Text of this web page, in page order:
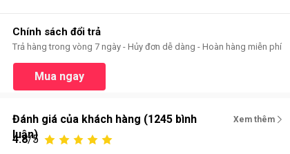
Chính sách đổi trả
Trả hàng trong vòng 7 ngày - Hủy đơn dễ dàng - Hoàn hàng miễn phí
Mua ngay
Đánh giá của khách hàng (1245 bình
luận)
Xem thêm
4.8/5